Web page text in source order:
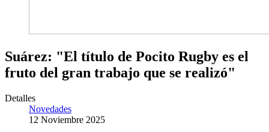
Suárez: "El título de Pocito Rugby es el
fruto del gran trabajo que se realizó"
Detalles
Novedades
12 Noviembre 2025